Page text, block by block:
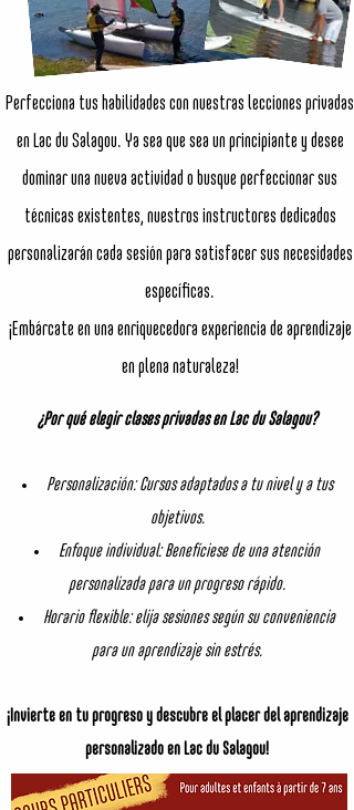
Perfecciona tus habilidades con nuestras lecciones privadas
en Lac du Salagou. Ya sea que sea un principiante y desee
dominar una nueva actividad o busque perfeccionar sus
técnicas existentes, nuestros instructores dedicados
personalizarán cada sesión para satisfacer sus necesidades
específicas.
¡Embárcate en una enriquecedora experiencia de aprendizaje
en plena naturaleza!
¿Por qué elegir clases privadas en Lac du Salagou?
Personalización: Cursos adaptados a tu nivel y a tus
objetivos.
Enfoque individual: Benefíciese de una atención
personalizada para un progreso rápido.
Horario flexible: elija sesiones según su conveniencia
para un aprendizaje sin estrés.
¡Invierte en tu progreso y descubre el placer del aprendizaje
personalizado en Lac du Salagou!